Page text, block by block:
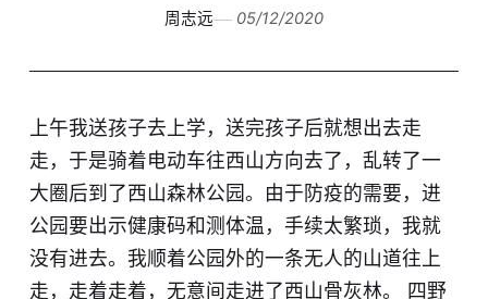
周志远 05/12/2020
上午我送孩子去上学，送完孩子后就想出去走
走，于是骑着电动车往西山方向去了，乱转了一
大圈后到了西山森林公园。由于防疫的需要，进
公园要出示健康码和测体温，手续太繁琐，我就
没有进去。我顺着公园外的一条无人的山道往上
走，走着走着，无意间走进了西山骨灰林。 四野